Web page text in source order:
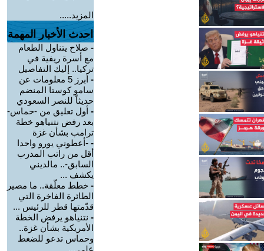
المزيد.....
احدث الأخبار المهمة
- صلاح يتناول الطعام
مع أسرة ريفية في
تركيا.. إليك التفاصيل
-
أبرز 5 معلومات عن
سامو كوستا المنضم
حديثاً للنصر السعودي
- أول تعليق من -حماس-
بعد رفض نتنياهو خطة
ترامب بشأن غزة
- -أعطوني يورو واحدا
أقل من راتب المدرب
السابق-.. مالديني
يكشف ...
- خطط معلّقة.. ما مصير
الطائرة الفاخرة التي
قدّمتها قطر للرئيس ...
- نتنياهو يرفض الخطة
الأمريكية بشأن غزة..
وحماس تدعو للضغط
على ...